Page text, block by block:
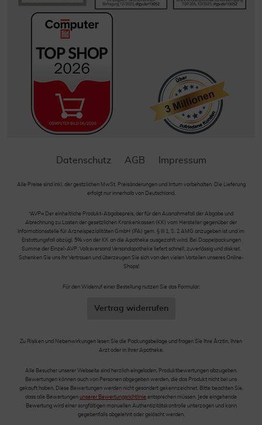
Datenschutz AGB Impressum
Alle Preise sind inkl. der gestzlichen MwSt. Preisänderungen und Irrtum vorbehalten. Die Lieferung
erfolgt nur innerhalb von Deutschland.
*AVP= Der einheitliche Produkt-Abgabepreis, der für den Ausnahmefall der Abgabe und
Abrechnung zu Lasten der gesetzlichen Krankenkassen (KK) vom Hersteller gegenüber der
Informationsstelle für Arzneispezialitäten GmbH (IFA) gem. § III 1, S. 2 AMG anzugeben ist und im
Erstattungsfall abzügl. 5% von der KK an die Apotheke ausgezahlt wird. Bei Doppelpackungen
Summe der Einzel-AVP. Volksversand Versandapotheke liefert schnell, zuverlässig und diskret.
Schenken Sie uns Ihr Vertrauen und überzeugen Sie sich von den vielen Vorteilen unseres Online-
Shops!
Für den Widerruf einer Bestellung nutzen Sie das Formular:
Vertrag widerrufen
Zu Risiken und Nebenwirkungen lesen Sie die Packungsbeilage und fragen Sie Ihre Ärztin, Ihren
Arzt oder in Ihrer Apotheke.
Alle Besucher unserer Webseite sind herzlich eingeladen, Produktbewertungen abzugeben.
Bewertungen können auch von Personen abgegeben werden, die das Produkt nicht bei uns
gekauft haben. Diese Bewertungen werden nicht gesondert gekennzeichnet. Bitte beachten Sie,
dass alle Bewertungen unserer Bewertungsrichtlinie entsprechen müssen. Jede eingehende
Bewertung wird einer sorgfältigen manuellen Authentizitätskontrolle unterzogen und kann
gegebenfalls abgelehnt oder gelöscht werden.